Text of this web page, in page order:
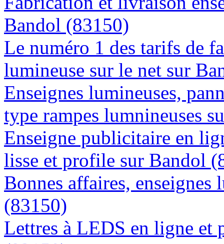
Bandol (83150)
Le numéro 1 des tarifs de
lumineuse sur le net sur
Enseignes lumineuses,
type rampes lumnineuses
Enseigne publicitaire en
lisse et profile sur Bandol
Bonnes affaires,
(83150)
Lettres à LEDS en ligne et